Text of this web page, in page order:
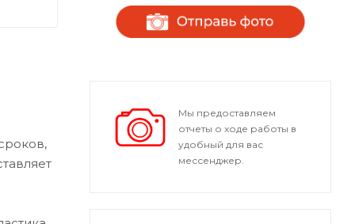
Мы предоставляем
отчеты о ходе работы в
удобный для вас
мессенджер.